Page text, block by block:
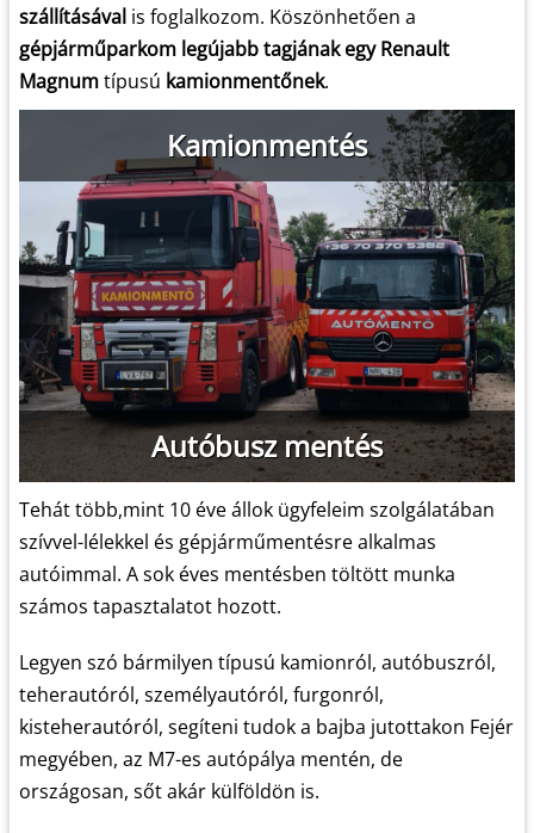
szállításával is foglalkozom. Köszönhetően a
gépjárműparkom legújabb tagjának egy Renault
Magnumtípusú kamionmentőnek.
Kamionmentés
Autóbusz mentés
Tehát több,mint 10 éve állok ügyfeleim szolgálatában
szívvel-lélekkel és gépjárműmentésre alkalmas
autóimmal. A sok éves mentésben töltött munka
számos tapasztalatot hozott.
Legyen szó bármilyen típusú kamionról, autóbuszról,
teherautóról, személyautóról, furgonról,
kisteherautóról, segíteni tudok a bajba jutottakon Fejér
megyében, az M7-es autópálya mentén, de
országosan, sőt akár külföldön is.